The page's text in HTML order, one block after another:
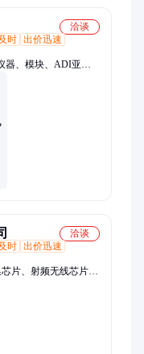
洽谈
时 出价迅速
器、模块、ADI亚德
程逻辑器件、电源芯
芯片、中科芯、阿尔
片、恩智浦、ST意
洽谈
时 出价迅速
片、射频无线芯片、
电器